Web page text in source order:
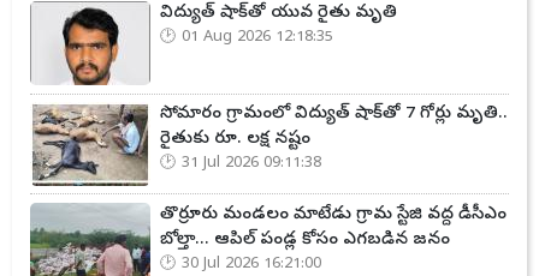
విద్యుత్ షాక్‌తో యువ రైతు మృతి
01 Aug 2026 12:18:35
సోమారం గ్రామంలో విద్యుత్ షాక్‌తో 7 గోర్లు మృతి..
రైతుకు రూ. లక్ష నష్టం
31 Jul 2026 09:11:38
తొర్రూరు మండలం మాటేడు గ్రామ స్టేజి వద్ద డీసీఎం
బోల్తా... ఆపిల్ పండ్ల కోసం ఎగబడిన జనం
30 Jul 2026 16:21:00